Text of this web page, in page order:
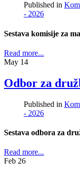
Published in
- 2026
Sestava komisije za
Read more...
May 14
Odbor za
Published in
- 2026
Sestava odbora za
Read more...
Feb 26